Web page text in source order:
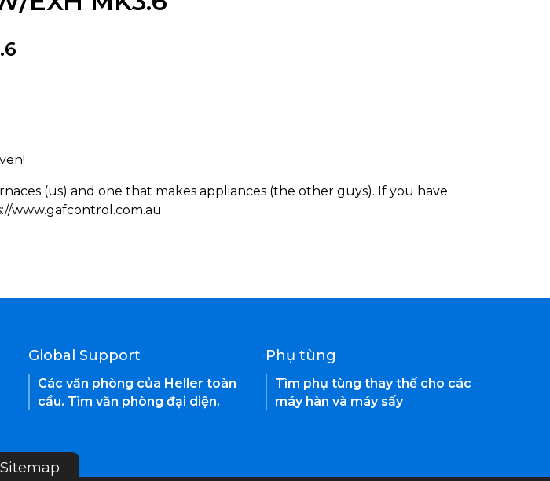
(us) and one that makes appliances (the other guys). If you have
www.gafcontrol.com.au
Global Support
Các văn phòng của Heller toàn
cầu. Tìm văn phòng đại diện.
Phụ tùng
Tìm phụ tùng thay thế cho các
máy hàn và máy sấy
Sitemap